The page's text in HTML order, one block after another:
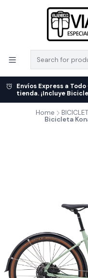
Envíos Express a
tienda. ¡Incluye
Home
Bicicleta